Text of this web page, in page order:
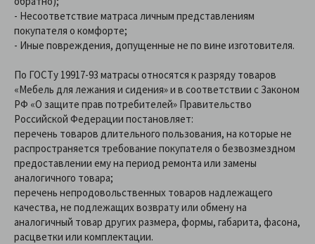
- Несоответствие матраса личным представлениям
покупателя о комфорте;
- Иные повреждения, допущенные не по вине изготовителя.
По ГОСТу 19917-93 матрасы относятся к разряду товаров
«Мебель для лежания и сидения» и в соответствии с Законом
РФ «О защите прав потребителей» Правительство
Российской Федерации постановляет:
перечень товаров длительного пользования, на которые не
распространяется требование покупателя о безвозмездном
предоставлении ему на период ремонта или замены
аналогичного товара;
перечень непродовольственных товаров надлежащего
качества, не подлежащих возврату или обмену на
аналогичный товар других размера, формы, габарита, фасона,
расцветки или комплектации.